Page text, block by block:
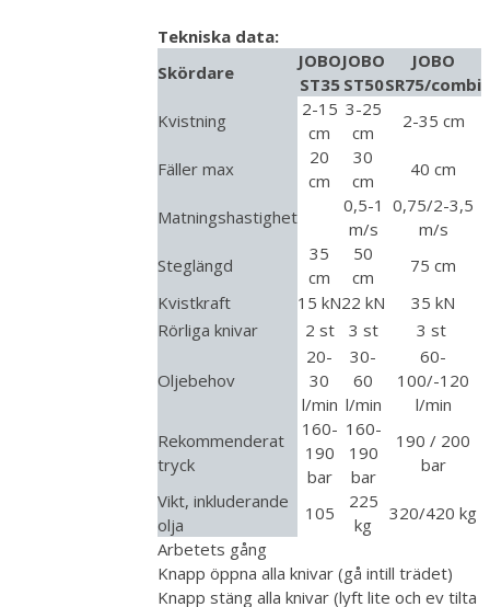
Tekniska data:
Skördare
JOBO
ST35
JOBO
ST50
JOBO
SR75/combi
Kvistning
2-15
cm
3-25
cm
2-35 cm
Fäller max
20
cm
30
cm
40 cm
Matningshastighet
0,5-1
m/s
0,75/2-3,5
m/s
Steglängd
35
cm
50
cm
75 cm
Kvistkraft
15 kN22 kN
35 kN
Rörliga knivar
2 st 3 st 3 st
Oljebehov
20-
30
l/min
30-
60
l/min
60-
100/-120
l/min
Rekommenderat
tryck
160-
190
bar
160-
190
bar
190 / 200
bar
Vikt, inkluderande
olja
105
225
kg
320/420 kg
Arbetets gång
Knapp öppna alla knivar (gå intill trädet)
Knapp stäng alla knivar (lyft lite och ev tilta